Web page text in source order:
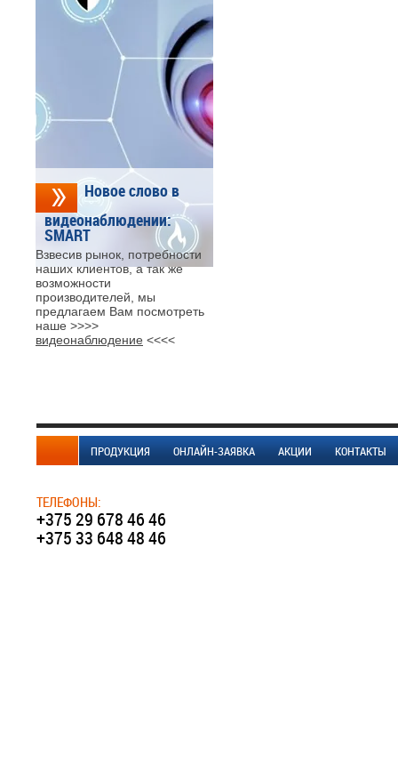
Новое слово в
видеонаблюдении:
SMART
Взвесив рынок, потребности
наших клиентов, а так же
возможности
производителей, мы
предлагаем Вам посмотреть
наше >>>>
видеонаблюдение <<<<
ПРОДУКЦИЯ ОНЛАЙН-ЗАЯВКА АКЦИИ КОНТАКТЫ
ТЕЛЕФОНЫ:
+375 29 678 46 46
+375 33 648 48 46